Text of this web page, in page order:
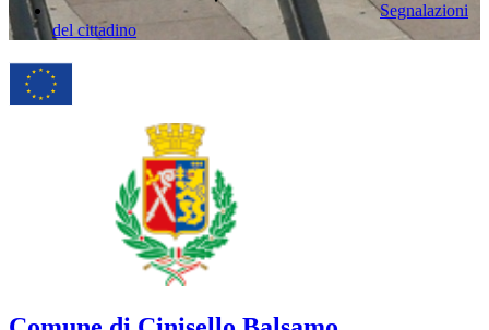
Segnalazioni
del cittadino